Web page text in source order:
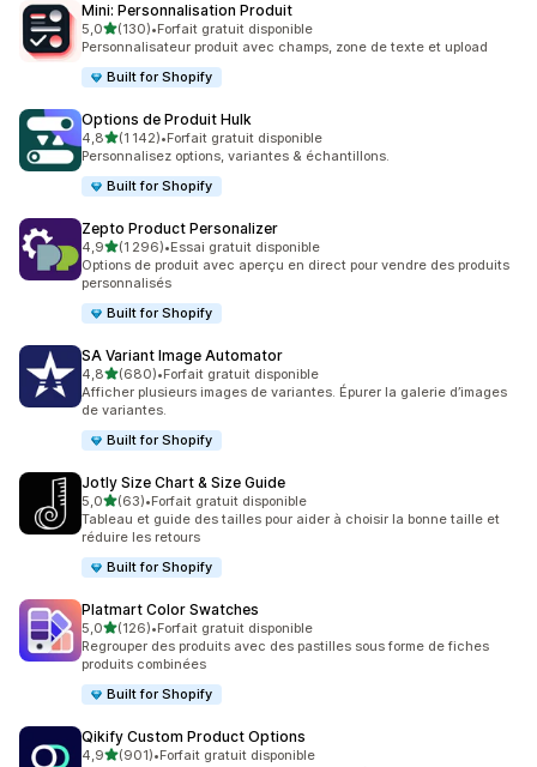
Mini: Personnalisation Produit
5,0étoile(s) sur 5
(130)
130 avis au total
•Forfait gratuit disponible
Personnalisateur produit avec champs, zone de texte et upload
Built for Shopify
Options de Produit Hulk
4,8étoile(s) sur 5
(1 142)
1142 avis au total
•Forfait gratuit disponible
Personnalisez options, variantes & échantillons.
Built for Shopify
Zepto Product Personalizer
4,9étoile(s) sur 5
(1 296)
1296 avis au total
•Essai gratuit disponible
Options de produit avec aperçu en direct pour vendre des produits
personnalisés
Built for Shopify
SA Variant Image Automator
4,8étoile(s) sur 5
(680)
680 avis au total
•Forfait gratuit disponible
Afficher plusieurs images de variantes. Épurer la galerie d’images
de variantes.
Built for Shopify
Jotly Size Chart & Size Guide
5,0étoile(s) sur 5
(63)
63 avis au total
•Forfait gratuit disponible
Tableau et guide des tailles pour aider à choisir la bonne taille et
réduire les retours
Built for Shopify
Platmart Color Swatches
5,0étoile(s) sur 5
(126)
126 avis au total
•Forfait gratuit disponible
Regrouper des produits avec des pastilles sous forme de fiches
produits combinées
Built for Shopify
Qikify Custom Product Options
4,9étoile(s) sur 5
(901)
901 avis au total
•Forfait gratuit disponible